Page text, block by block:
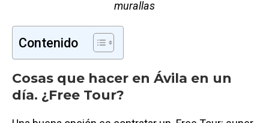
murallas
Contenido
Cosas que hacer en Ávila en un
día. ¿Free Tour?